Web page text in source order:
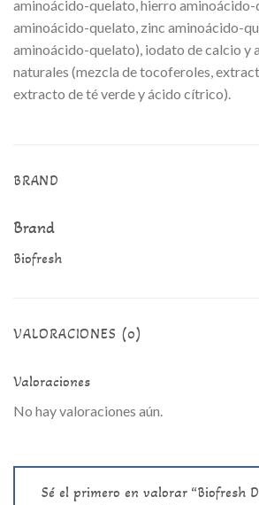
aminoácido-quelato, hierro aminoácido-
aminoácido-quelato, zinc aminoácido-
aminoácido-quelato), iodato de calcio y
naturales (mezcla de tocoferoles,
extracto de té verde y ácido cítrico).
BRAND
Brand
Biofresh
VALORACIONES (0)
Valoraciones
No hay valoraciones aún.
Sé el primero en valorar “Biofresh